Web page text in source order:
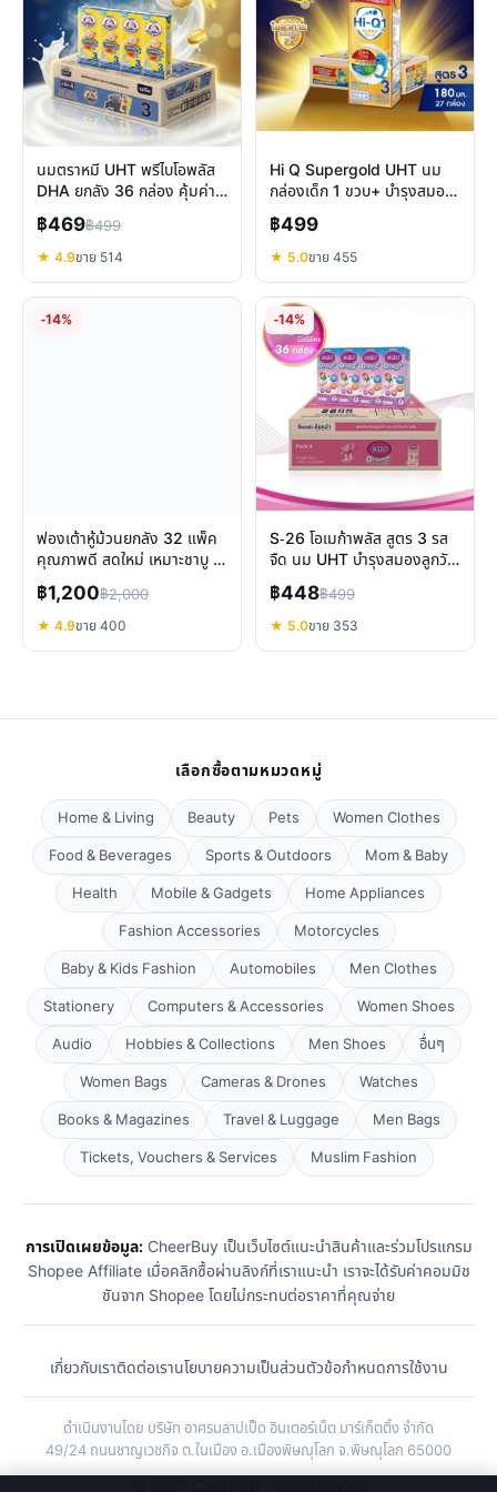
นมตราหมี UHT พรีไบโอพลัส
DHA ยกลัง 36 กล่อง คุ้มค่า
เพื่อทุกคน
฿469฿499
★ 4.9ขาย 514
Hi Q Supergold UHT นม
กล่องเด็ก 1 ขวบ+ บำรุงสมอง
เสริมภูมิคุ้มกัน ใยอาหารสูง
฿499
★ 5.0ขาย 455
-14%
ฟองเต้าหู้ม้วนยกลัง 32 แพ็ค
คุณภาพดี สดใหม่ เหมาะชาบู สุ
กี้
฿1,200฿2,000
★ 4.9ขาย 400
-14%
S-26 โอเมก้าพลัส สูตร 3 รส
จืด นม UHT บำรุงสมองลูกวัย
เรียนรู้
฿448฿499
★ 5.0ขาย 353
เลือกซื้อตามหมวดหมู่
Home & Living Beauty Pets
Women Clothes
Food & Beverages
Sports & Outdoors
Mom & Baby
Health
Mobile & Gadgets
Home Appliances
Fashion Accessories
Motorcycles
Baby & Kids Fashion
Automobiles
Men Clothes
Stationery
Computers & Accessories
Women Shoes
Audio
Hobbies & Collections Men Shoes
อื่นๆ
Women Bags
Cameras & Drones
Watches
Books & Magazines
Travel & Luggage
Men Bags
Tickets, Vouchers & Services
Muslim Fashion
การเปิดเผยข้อมูล:CheerBuy เป็นเว็บไซต์แนะนำสินค้าและร่วมโปรแกรม
Shopee Affiliate เมื่อคลิกซื้อผ่านลิงก์ที่เราแนะนำ เราจะได้รับค่าคอมมิช
ชันจาก Shopee โดยไม่กระทบต่อราคาที่คุณจ่าย
เกี่ยวกับเราติดต่อเรานโยบายความเป็นส่วนตัวข้อกำหนดการใช้งาน
ดำเนินงานโดย บริษัท อาศรมลาปเป็ด อินเตอร์เน็ต มาร์เก็ตติ้ง จำกัด
49/24 ถนนชาญเวชกิจ ต.ในเมือง อ.เมืองพิษณุโลก จ.พิษณุโลก 65000